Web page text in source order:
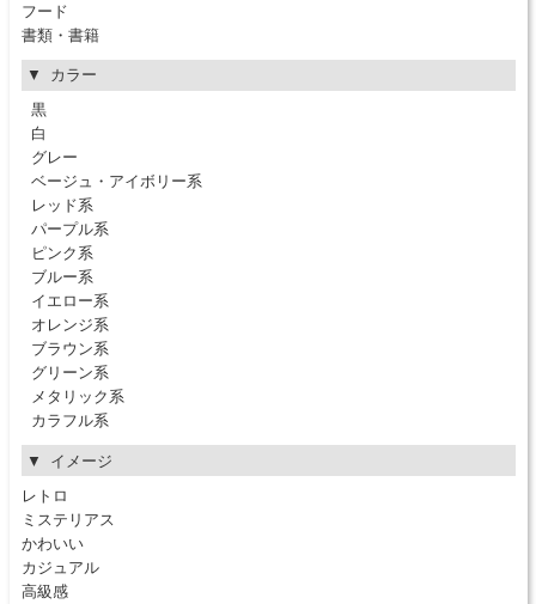
フード
書類・書籍
カラー
黒
白
グレー
ベージュ・アイボリー系
レッド系
パープル系
ピンク系
ブルー系
イエロー系
オレンジ系
ブラウン系
グリーン系
メタリック系
カラフル系
イメージ
レトロ
ミステリアス
かわいい
カジュアル
高級感